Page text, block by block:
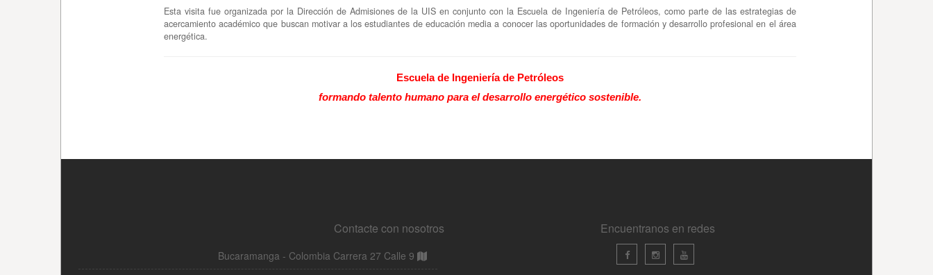
Contacte con nosotros
Bucaramanga - Colombia Carrera 27 Calle 9
Encuentranos en redes